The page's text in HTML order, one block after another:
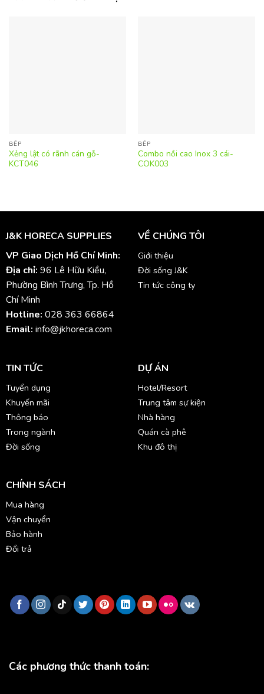
BẾP
Xẻng lật có rãnh cán gỗ-
KCT046
BẾP
Combo nồi cao Inox 3 cái-
COK003
J&K HORECA SUPPLIES
VP Giao Dịch Hồ Chí Minh:
Địa chỉ: 96 Lê Hữu Kiều,
Phường Bình Trưng, Tp. Hồ
Chí Minh
Hotline: 028 363 66864
Email: info@jkhoreca.com
VỀ CHÚNG TÔI
Giới thiệu
Đời sống J&K
Tin tức công ty
TIN TỨC
Tuyển dụng
Khuyến mãi
Thông báo
Trong ngành
Đời sống
DỰ ÁN
Hotel/Resort
Trung tâm sự kiện
Nhà hàng
Quán cà phê
Khu đô thị
CHÍNH SÁCH
Mua hàng
Vận chuyển
Bảo hành
Đổi trả
Các phương thức thanh toán: